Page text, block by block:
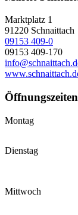
Marktplatz 1
91220 Schnaittach
09153 409-0
09153 409-170
Montag
Dienstag
Mittwoch